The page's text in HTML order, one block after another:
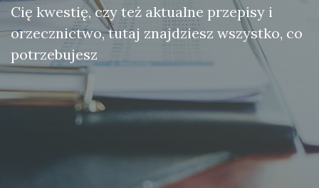
Cię kwestię, czy też aktualne przepisy i
orzecznictwo, tutaj znajdziesz wszystko, co
potrzebujesz